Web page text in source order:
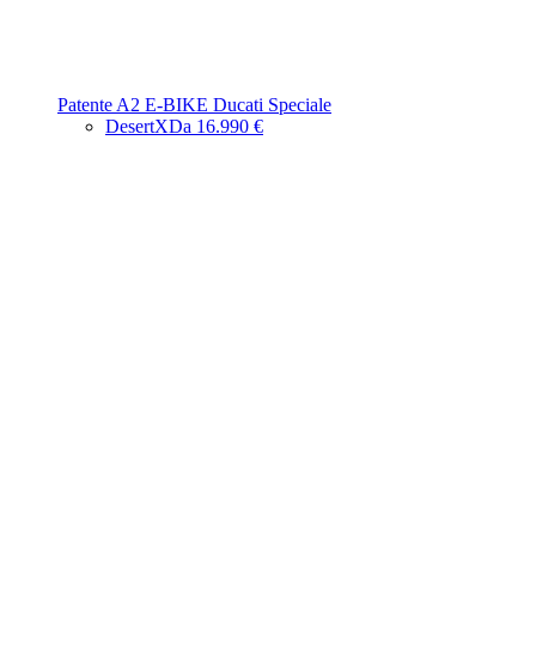
Patente A2 E-BIKE Ducati Speciale
DesertXDa 16.990 €